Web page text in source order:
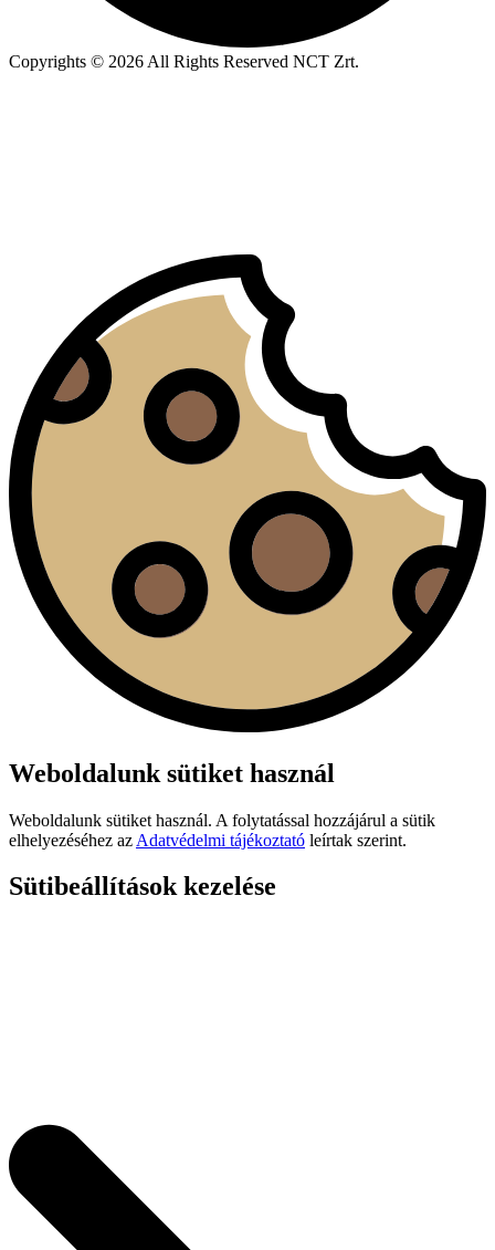
Copyrights © 2026 All Rights Reserved NCT Zrt.
Weboldalunk sütiket használ
Weboldalunk sütiket használ. A folytatással hozzájárul a sütik
elhelyezéséhez az Adatvédelmi tájékoztató leírtak szerint.
Sütibeállítások kezelése